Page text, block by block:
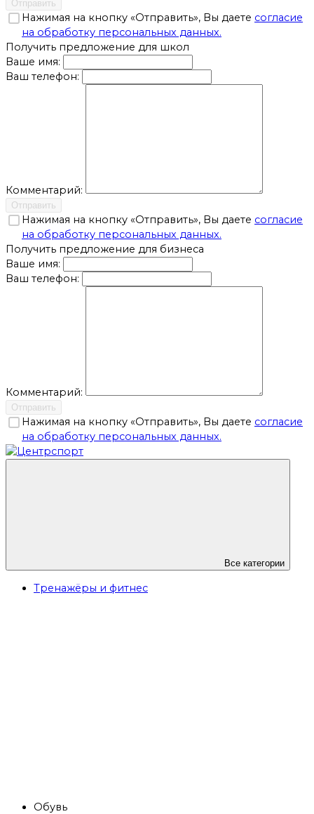
Отправить
Нажимая на кнопку «Отправить», Вы даете согласие
на обработку персональных данных.
Получить предложение для школ
Ваше имя:
Ваш телефон:
Комментарий:
Отправить
Нажимая на кнопку «Отправить», Вы даете согласие
на обработку персональных данных.
Получить предложение для бизнеса
Ваше имя:
Ваш телефон:
Комментарий:
Отправить
Нажимая на кнопку «Отправить», Вы даете согласие
на обработку персональных данных.
Все категории
Тренажёры и фитнес
Обувь